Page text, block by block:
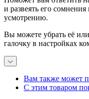
и развеять его
усмотрению.
Вы можете убрать её
галочку в настройках
Вам также может
С этим товаром